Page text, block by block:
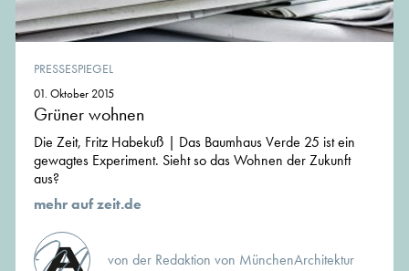
PRESSESPIEGEL
01. Oktober 2015
Grüner wohnen
Die Zeit, Fritz Habekuß | Das Baumhaus Verde 25 ist ein
gewagtes Experiment. Sieht so das Wohnen der Zukunft
aus?
mehr auf zeit.de
von der Redaktion von MünchenArchitektur